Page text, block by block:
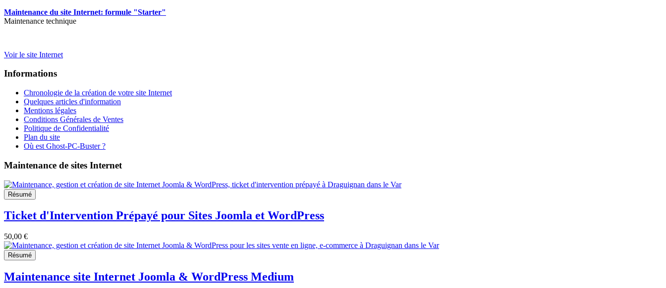
Maintenance du site Internet: formule "Starter"
Maintenance technique
Voir le site Internet
Informations
Chronologie de la création de votre site Internet
Quelques articles d'information
Mentions légales
Conditions Générales de Ventes
Politique de Confidentialité
Plan du site
Où est Ghost-PC-Buster ?
Maintenance de sites Internet
Résumé
Ticket d'Intervention Prépayé pour Sites Joomla et WordPress
50,00 €
Résumé
Maintenance site Internet Joomla & WordPress Medium